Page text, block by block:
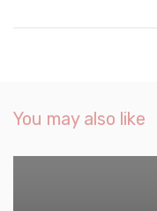
You may also like